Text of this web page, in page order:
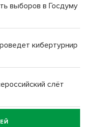
вошли в топ-16
в Искитиме
выборов в Госдуму
кибертурнир
слёт